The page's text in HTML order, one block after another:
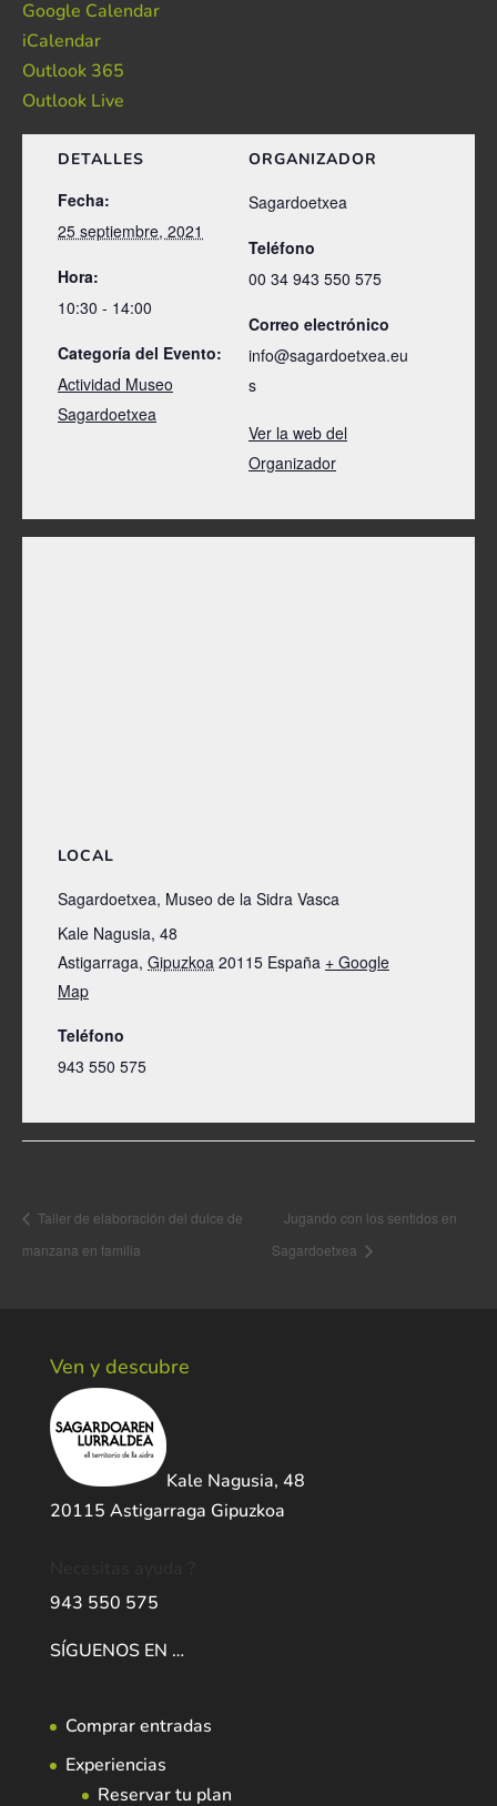
Google Calendar
iCalendar
Outlook 365
Outlook Live
DETALLES
Fecha:
25 septiembre, 2021
Hora:
10:30 - 14:00
Categoría del Evento:
Actividad Museo
Sagardoetxea
ORGANIZADOR
Sagardoetxea
Teléfono
00 34 943 550 575
Correo electrónico
info@sagardoetxea.eu
s
Ver la web del
Organizador
LOCAL
Sagardoetxea, Museo de la Sidra Vasca
Kale Nagusia, 48
Astigarraga, Gipuzkoa 20115 España + Google
Map
Teléfono
943 550 575
Taller de elaboración del dulce de
manzana en familia
Jugando con los sentidos en
Sagardoetxea
Ven y descubre
Kale Nagusia, 48
20115 Astigarraga Gipuzkoa
943 550 575
SÍGUENOS EN …
Comprar entradas
Experiencias
Reservar tu plan